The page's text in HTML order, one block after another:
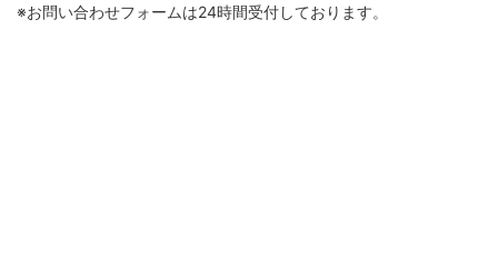
※お問い合わせフォームは24時間受付しております。